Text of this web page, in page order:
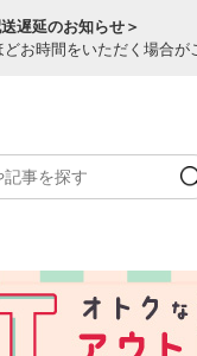
遅延のお知らせ＞
お時間をいただく場合が